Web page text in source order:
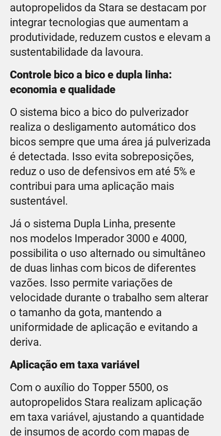
autopropelidos da Stara se destacam por
integrar tecnologias que aumentam a
produtividade, reduzem custos e elevam a
sustentabilidade da lavoura.
Controle bico a bico e dupla linha:
economia e qualidade
O sistema bico a bico do pulverizador
realiza o desligamento automático dos
bicos sempre que uma área já pulverizada
é detectada. Isso evita sobreposições,
reduz o uso de defensivos em até 5% e
contribui para uma aplicação mais
sustentável.
Já o sistema Dupla Linha, presente
nos modelos Imperador 3000 e 4000,
possibilita o uso alternado ou simultâneo
de duas linhas com bicos de diferentes
vazões. Isso permite variações de
velocidade durante o trabalho sem alterar
o tamanho da gota, mantendo a
uniformidade de aplicação e evitando a
deriva.
Aplicação em taxa variável
Com o auxílio do Topper 5500, os
autopropelidos Stara realizam aplicação
em taxa variável, ajustando a quantidade
de insumos de acordo com mapas de